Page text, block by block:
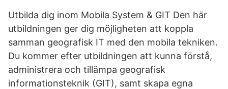
Utbilda dig inom Mobila System & GIT Den här
utbildningen ger dig möjligheten att koppla
samman geografisk IT med den mobila tekniken.
Du kommer efter utbildningen att kunna förstå,
administrera och tillämpa geografisk
informationsteknik (GIT), samt skapa egna